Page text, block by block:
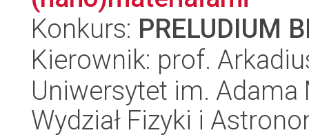
Konkurs: PRELUDIUM
Kierownik: prof.
Uniwersytet im.
Wydział Fizyki i